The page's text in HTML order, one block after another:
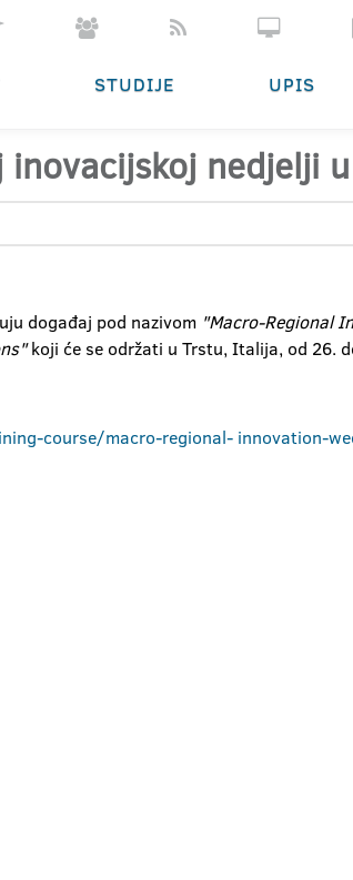
STUDIJE UPIS
nedjelji
događaj pod nazivom "Macro-Regional
koji će se održati u Trstu, Italija, od 26.
course/macro-regional- innovation-